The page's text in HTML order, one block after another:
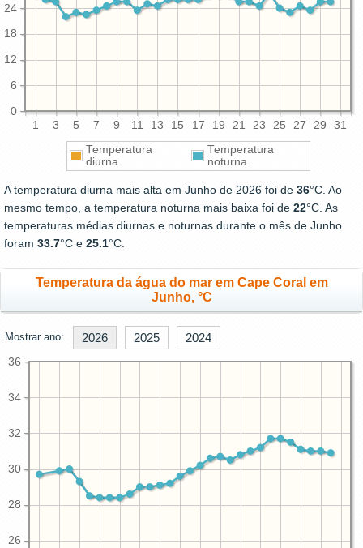
1 3 5 7 9 11 13 15 17 19 21 23 25 27 29 31
0
6
12
18
24
Temperatura
diurna
Temperatura
noturna
A temperatura diurna mais alta em Junho de 2026 foi de 36°C. Ao
mesmo tempo, a temperatura noturna mais baixa foi de 22°C. As
temperaturas médias diurnas e noturnas durante o mês de Junho
foram 33.7°C e 25.1°C.
Temperatura da água do mar em Cape Coral em
Junho, °C
Mostrar ano: 2026 2025 2024
26
28
30
32
34
36